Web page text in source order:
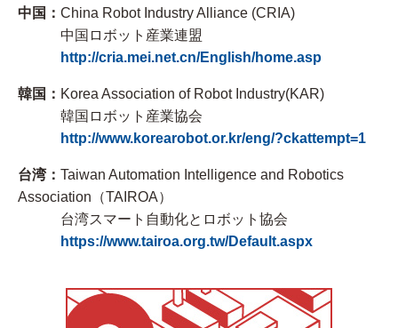
中国： China Robot Industry Alliance (CRIA)
中国ロボット産業連盟
http://cria.mei.net.cn/English/home.asp
韓国： Korea Association of Robot Industry(KAR)
韓国ロボット産業協会
http://www.korearobot.or.kr/eng/?ckattempt=1
台湾： Taiwan Automation Intelligence and Robotics
Association（TAIROA）
台湾スマート自動化とロボット協会
https://www.tairoa.org.tw/Default.aspx